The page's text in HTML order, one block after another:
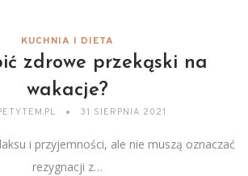
KUCHNIA I DIETA
zdrowe przekąski na
wakacje?
31 SIERPNIA 2021
i przyjemności, ale nie muszą oznaczać
rezygnacji z…